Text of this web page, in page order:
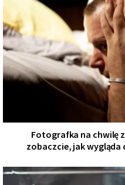
Fotografka na chwilę
zobaczcie, jak wygląda